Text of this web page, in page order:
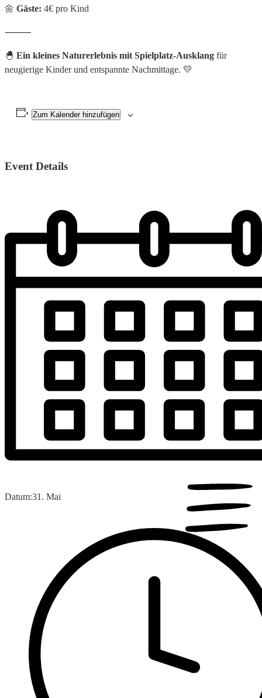
🌼 Gäste: 4€ pro Kind
⸻
🐣 Ein kleines Naturerlebnis mit Spielplatz-Ausklang für
neugierige Kinder und entspannte Nachmittage. 💛
Zum Kalender hinzufügen
Event Details
Datum:31. Mai